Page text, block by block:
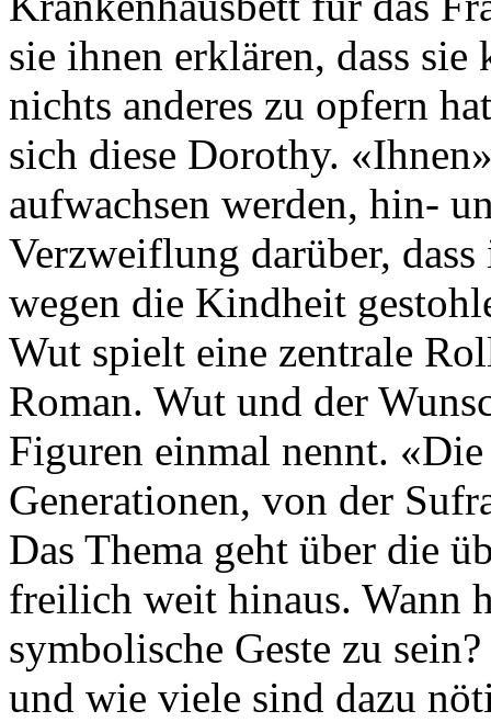
sie ihnen erklären, dass sie
nichts anderes zu opfern
sich diese Dorothy.
aufwachsen werden, hin-
Verzweiflung darüber,
wegen die Kindheit
Wut spielt eine zentrale
Roman. Wut und der
Figuren einmal nennt.
Generationen, von der
Das Thema geht über die
freilich weit hinaus. Wann
symbolische Geste zu
und wie viele sind dazu